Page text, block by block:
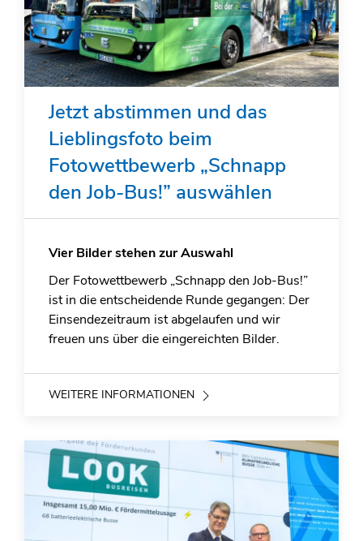
Jetzt abstimmen und das
Lieblingsfoto beim
Fotowettbewerb „Schnapp
den Job-Bus!” auswählen
Vier Bilder stehen zur Auswahl
Der Fotowettbewerb „Schnapp den Job-Bus!”
ist in die entscheidende Runde gegangen: Der
Einsendezeitraum ist abgelaufen und wir
freuen uns über die eingereichten Bilder.
WEITERE INFORMATIONEN